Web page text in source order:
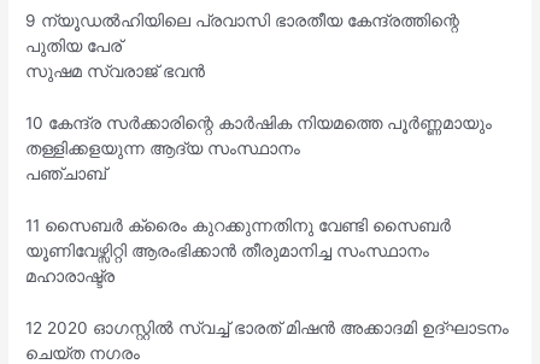
9 ന്യൂഡൽഹിയിലെ പ്രവാസി ഭാരതീയ കേന്ദ്രത്തിന്റെ
പുതിയ പേര്
സുഷമ സ്വരാജ് ഭവൻ
10 കേന്ദ്ര സർക്കാരിന്റെ കാർഷിക നിയമത്തെ പൂർണ്ണമായും
തള്ളിക്കളയുന്ന ആദ്യ സംസ്ഥാനം
പഞ്ചാബ്
11 സൈബർ ക്രൈം കുറക്കുന്നതിനു വേണ്ടി സൈബർ
യൂണിവേഴ്സിറ്റി ആരംഭിക്കാൻ തീരുമാനിച്ച സംസ്ഥാനം
മഹാരാഷ്ട്ര
12 2020 ഓഗസ്റ്റിൽ സ്വച്ച് ഭാരത് മിഷൻ അക്കാദമി ഉദ്ഘാടനം
ചെയ്ത നഗരം